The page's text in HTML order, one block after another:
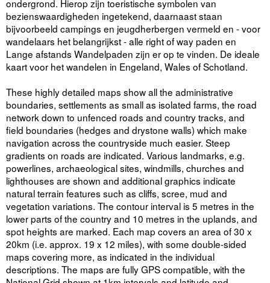
ondergrond. Hierop zijn toeristische symbolen van
bezienswaardigheden ingetekend, daarnaast staan
bijvoorbeeld campings en jeugdherbergen vermeld en - voor
wandelaars het belangrijkst - alle right of way paden en
Lange afstands Wandelpaden zijn er op te vinden. De ideale
kaart voor het wandelen in Engeland, Wales of Schotland.
These highly detailed maps show all the administrative
boundaries, settlements as small as isolated farms, the road
network down to unfenced roads and country tracks, and
field boundaries (hedges and drystone walls) which make
navigation across the countryside much easier. Steep
gradients on roads are indicated. Various landmarks, e.g.
powerlines, archaeological sites, windmills, churches and
lighthouses are shown and additional graphics indicate
natural terrain features such as cliffs, scree, mud and
vegetation variations. The contour interval is 5 metres in the
lower parts of the country and 10 metres in the uplands, and
spot heights are marked. Each map covers an area of 30 x
20km (i.e. approx. 19 x 12 miles), with some double-sided
maps covering more, as indicated in the individual
descriptions. The maps are fully GPS compatible, with the